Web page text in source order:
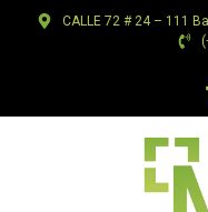
CALLE 72 # 24 – 111